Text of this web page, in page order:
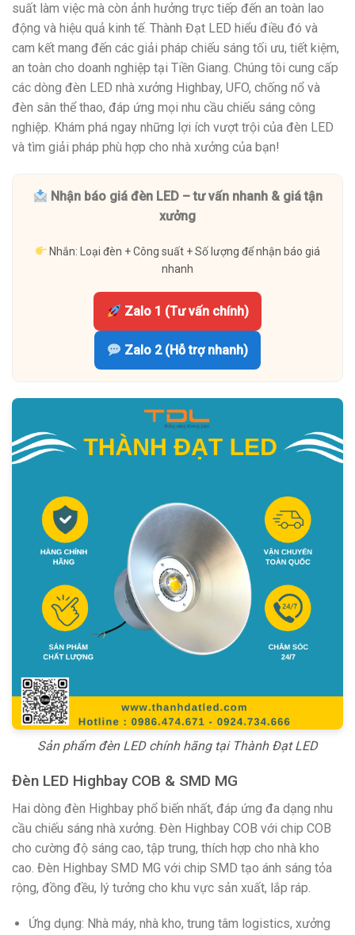
suất làm việc mà còn ảnh hưởng trực tiếp đến an toàn lao
động và hiệu quả kinh tế. Thành Đạt LED hiểu điều đó và
cam kết mang đến các giải pháp chiếu sáng tối ưu, tiết kiệm,
an toàn cho doanh nghiệp tại Tiền Giang. Chúng tôi cung cấp
các dòng đèn LED nhà xưởng Highbay, UFO, chống nổ và
đèn sân thể thao, đáp ứng mọi nhu cầu chiếu sáng công
nghiệp. Khám phá ngay những lợi ích vượt trội của đèn LED
và tìm giải pháp phù hợp cho nhà xưởng của bạn!
Nhận báo giá đèn LED – tư vấn nhanh & giá tận
xưởng
Nhắn: Loại đèn + Công suất + Số lượng để nhận báo giá
nhanh
Zalo 1 (Tư vấn chính)
Zalo 2 (Hỗ trợ nhanh)
Sản phẩm đèn LED chính hãng tại Thành Đạt LED
Đèn LED Highbay COB & SMD MG
Hai dòng đèn Highbay phổ biến nhất, đáp ứng đa dạng nhu
cầu chiếu sáng nhà xưởng. Đèn Highbay COB với chip COB
cho cường độ sáng cao, tập trung, thích hợp cho nhà kho
cao. Đèn Highbay SMD MG với chip SMD tạo ánh sáng tỏa
rộng, đồng đều, lý tưởng cho khu vực sản xuất, lắp ráp.
Ứng dụng: Nhà máy, nhà kho, trung tâm logistics, xưởng